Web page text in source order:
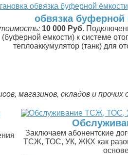
обвязка буферной
10 000 Руб.
(буферной емкости) к системе
теплоаккумулятор (танк) для
магазинов, складов и прочих
Заключаем абонентские
ТСЖ, ТОС, УК, ЖКХ как